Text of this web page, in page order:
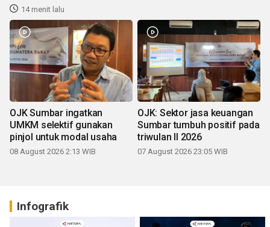
14 menit lalu
OJK Sumbar ingatkan
UMKM selektif gunakan
pinjol untuk modal usaha
08 August 2026 2:13 WIB
OJK: Sektor jasa keuangan
Sumbar tumbuh positif pada
triwulan II 2026
07 August 2026 23:05 WIB
Infografik